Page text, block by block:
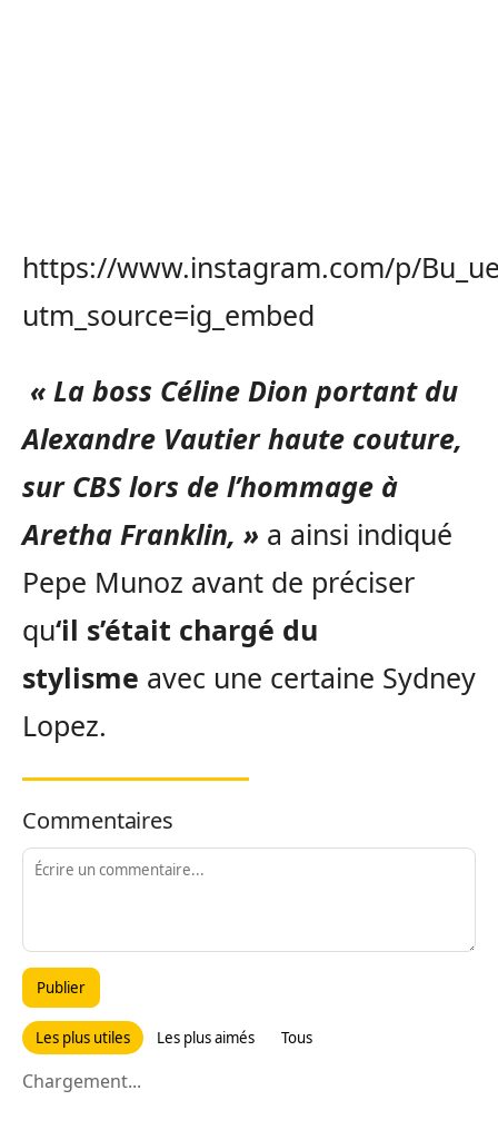
https://www.instagram.com/p/
utm_source=ig_embed
« La boss Céline Dion portant du
Alexandre Vautier haute couture,
sur CBS lors de l’hommage à
Aretha Franklin, » a ainsi indiqué
Pepe Munoz avant de préciser
qu‘il s’était chargé du
stylisme avec une certaine Sydney
Lopez.
Commentaires
Publier
Les plus utiles Les plus aimés Tous
Chargement...